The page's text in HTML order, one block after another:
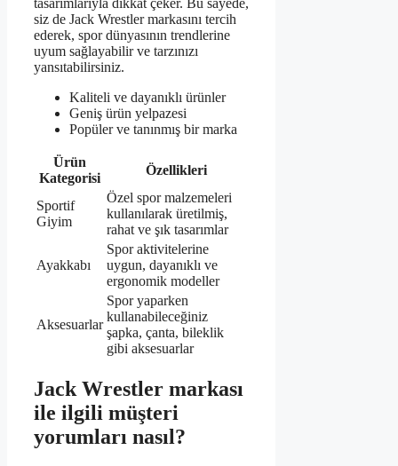
tasarımlarıyla dikkat çeker. Bu sayede,
siz de Jack Wrestler markasını tercih
ederek, spor dünyasının trendlerine
uyum sağlayabilir ve tarzınızı
yansıtabilirsiniz.
Kaliteli ve dayanıklı ürünler
Geniş ürün yelpazesi
Popüler ve tanınmış bir marka
Ürün
Kategorisi
Özellikleri
Sportif
Giyim
Özel spor malzemeleri
kullanılarak üretilmiş,
rahat ve şık tasarımlar
Ayakkabı
Spor aktivitelerine
uygun, dayanıklı ve
ergonomik modeller
Aksesuarlar
Spor yaparken
kullanabileceğiniz
şapka, çanta, bileklik
gibi aksesuarlar
Jack Wrestler markası
ile ilgili müşteri
yorumları nasıl?